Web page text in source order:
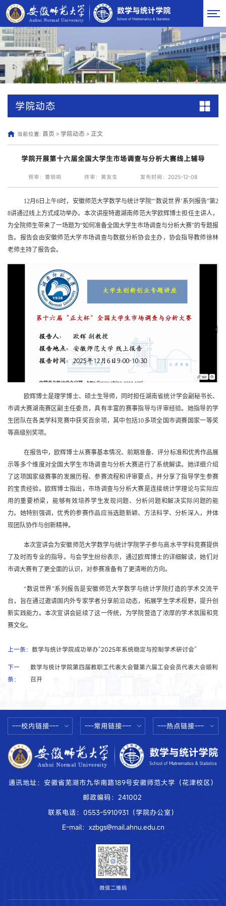
学院动态
当前位置: 首页 > 学院动态 > 正文
学院开展第十六届全国大学生市场调查与分析大赛线上辅导
预审：曹明响 终审：黄友生 发布时间：2025-12-08
12月6日上午8时，安徽师范大学数学与统计学院“‘数说世界’系列报告”第2
8讲通过线上方式成功举办。本次讲座特邀湖南师范大学欧辉博士担任主讲人，
为全院师生带来了一场题为“如何准备全国大学生市场调查与分析大赛”的专题报
告。报告会由安徽师范大学市场调查与数据分析协会主办，协会指导教师徐林
老师主持了报告会。
欧辉博士是理学博士、硕士生导师，同时担任湖南省统计学会副秘书长、
市调大赛湖南赛区副主任委员，具有丰富的赛事指导与评审经验。她指导的学
生团队在各类学科竞赛中获奖百余项，其中包括10多项全国市调赛国家一等奖
等高级别奖项。
在报告中，欧辉博士从赛事基本情况、前期准备、评分标准和优秀作品展
示等多个维度对全国大学生市场调查与分析大赛进行了系统解读。她详细介绍
了这项国家级赛事的发展历程、参赛流程和评审要点，并分享了指导学生参赛
的宝贵经验。欧辉博士指出，市场调查与分析大赛是连接统计学理论与实际应
用的重要桥梁，能够有效培养学生发现问题、分析问题和解决实际问题的能
力。她特别强调，优秀的参赛作品应当选题新颖、方法科学、分析深入，并体
现团队协作与创新精神。
本次宣讲会为安徽师范大学数学与统计学院学子参与高水平学科竞赛提供
了及时而专业的指导。与会学生纷纷表示，通过欧辉博士的详细解读，她们对
市调大赛有了更全面的认识，对参赛准备有了更清晰的方向。
“数说世界”系列报告是安徽师范大学数学与统计学院打造的学术交流平
台，旨在通过邀请国内外专家学者分享前沿动态，拓展学生学术视野，提升创
新实践能力。本次宣讲会延续了这一传统，为学院营造了浓厚的学术氛围和竞
赛文化。
上一条： 数学与统计学院成功举办“2025年系统稳定与控制学术研讨会”
下一
条：
数学与统计学院第四届教职工代表大会暨第六届工会会员代表大会顺利
召开
---校内链接--- ---常用链接--- ---热点链接---
通讯地址：安徽省芜湖市九华南路189号安徽师范大学（花津校区）
邮政编码：241002
联系电话：0553-5910931（学院办公室）
E-mail：xzbgs@mail.ahnu.edu.cn
微信二维码